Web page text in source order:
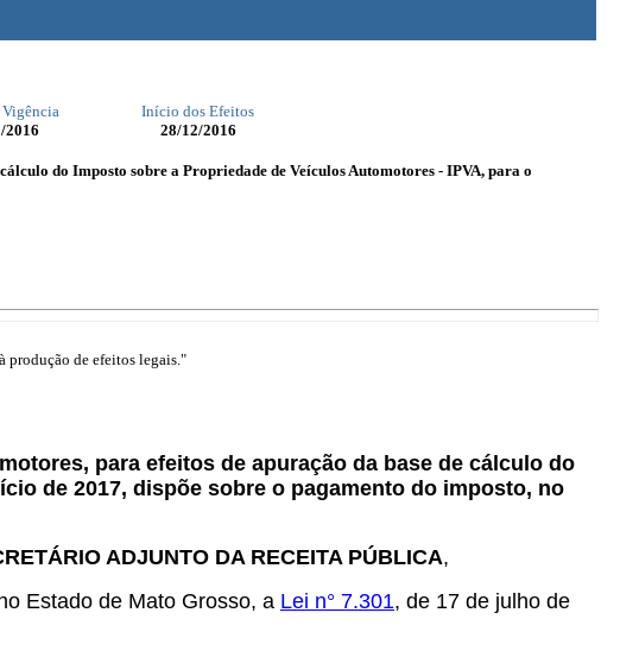
Início dos Efeitos
2016 28/12/2016
do Imposto sobre a Propriedade de Veículos Automotores - IPVA, para o
produção de efeitos legais."
para efeitos de apuração da base de cálculo do
de 2017, dispõe sobre o pagamento do imposto, no
ADJUNTO DA RECEITA PÚBLICA,
Estado de Mato Grosso, a Lei n° 7.301, de 17 de julho de